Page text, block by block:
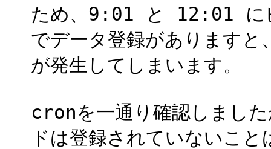
ため、9:01 と 12:01 に
でデータ登録がありますと
が発生してしまいます。
cronを一通り確認しまし
ドは登録されていないこと